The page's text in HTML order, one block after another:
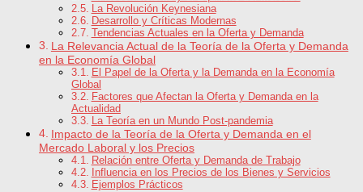
La Revolución Keynesiana
Desarrollo y Críticas Modernas
Tendencias Actuales en la Oferta y Demanda
La Relevancia Actual de la Teoría de la Oferta y Demanda
en la Economía Global
El Papel de la Oferta y la Demanda en la Economía
Global
Factores que Afectan la Oferta y Demanda en la
Actualidad
La Teoría en un Mundo Post-pandemia
Impacto de la Teoría de la Oferta y Demanda en el
Mercado Laboral y los Precios
Relación entre Oferta y Demanda de Trabajo
Influencia en los Precios de los Bienes y Servicios
Ejemplos Prácticos